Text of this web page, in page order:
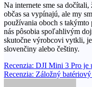
Na internete sme sa
občas sa vypínajú, ale my
používania oboch s takýmto
nás pôsobia spoľahlivým
skutočne výrobcovi vytkli,
slovenčiny alebo češtiny.
Navigácia
v
Recenzia: DJI Mini 3 Pro je
Recenzia: Záložný